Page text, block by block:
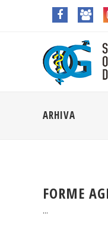
ARHIVA
FORME
...